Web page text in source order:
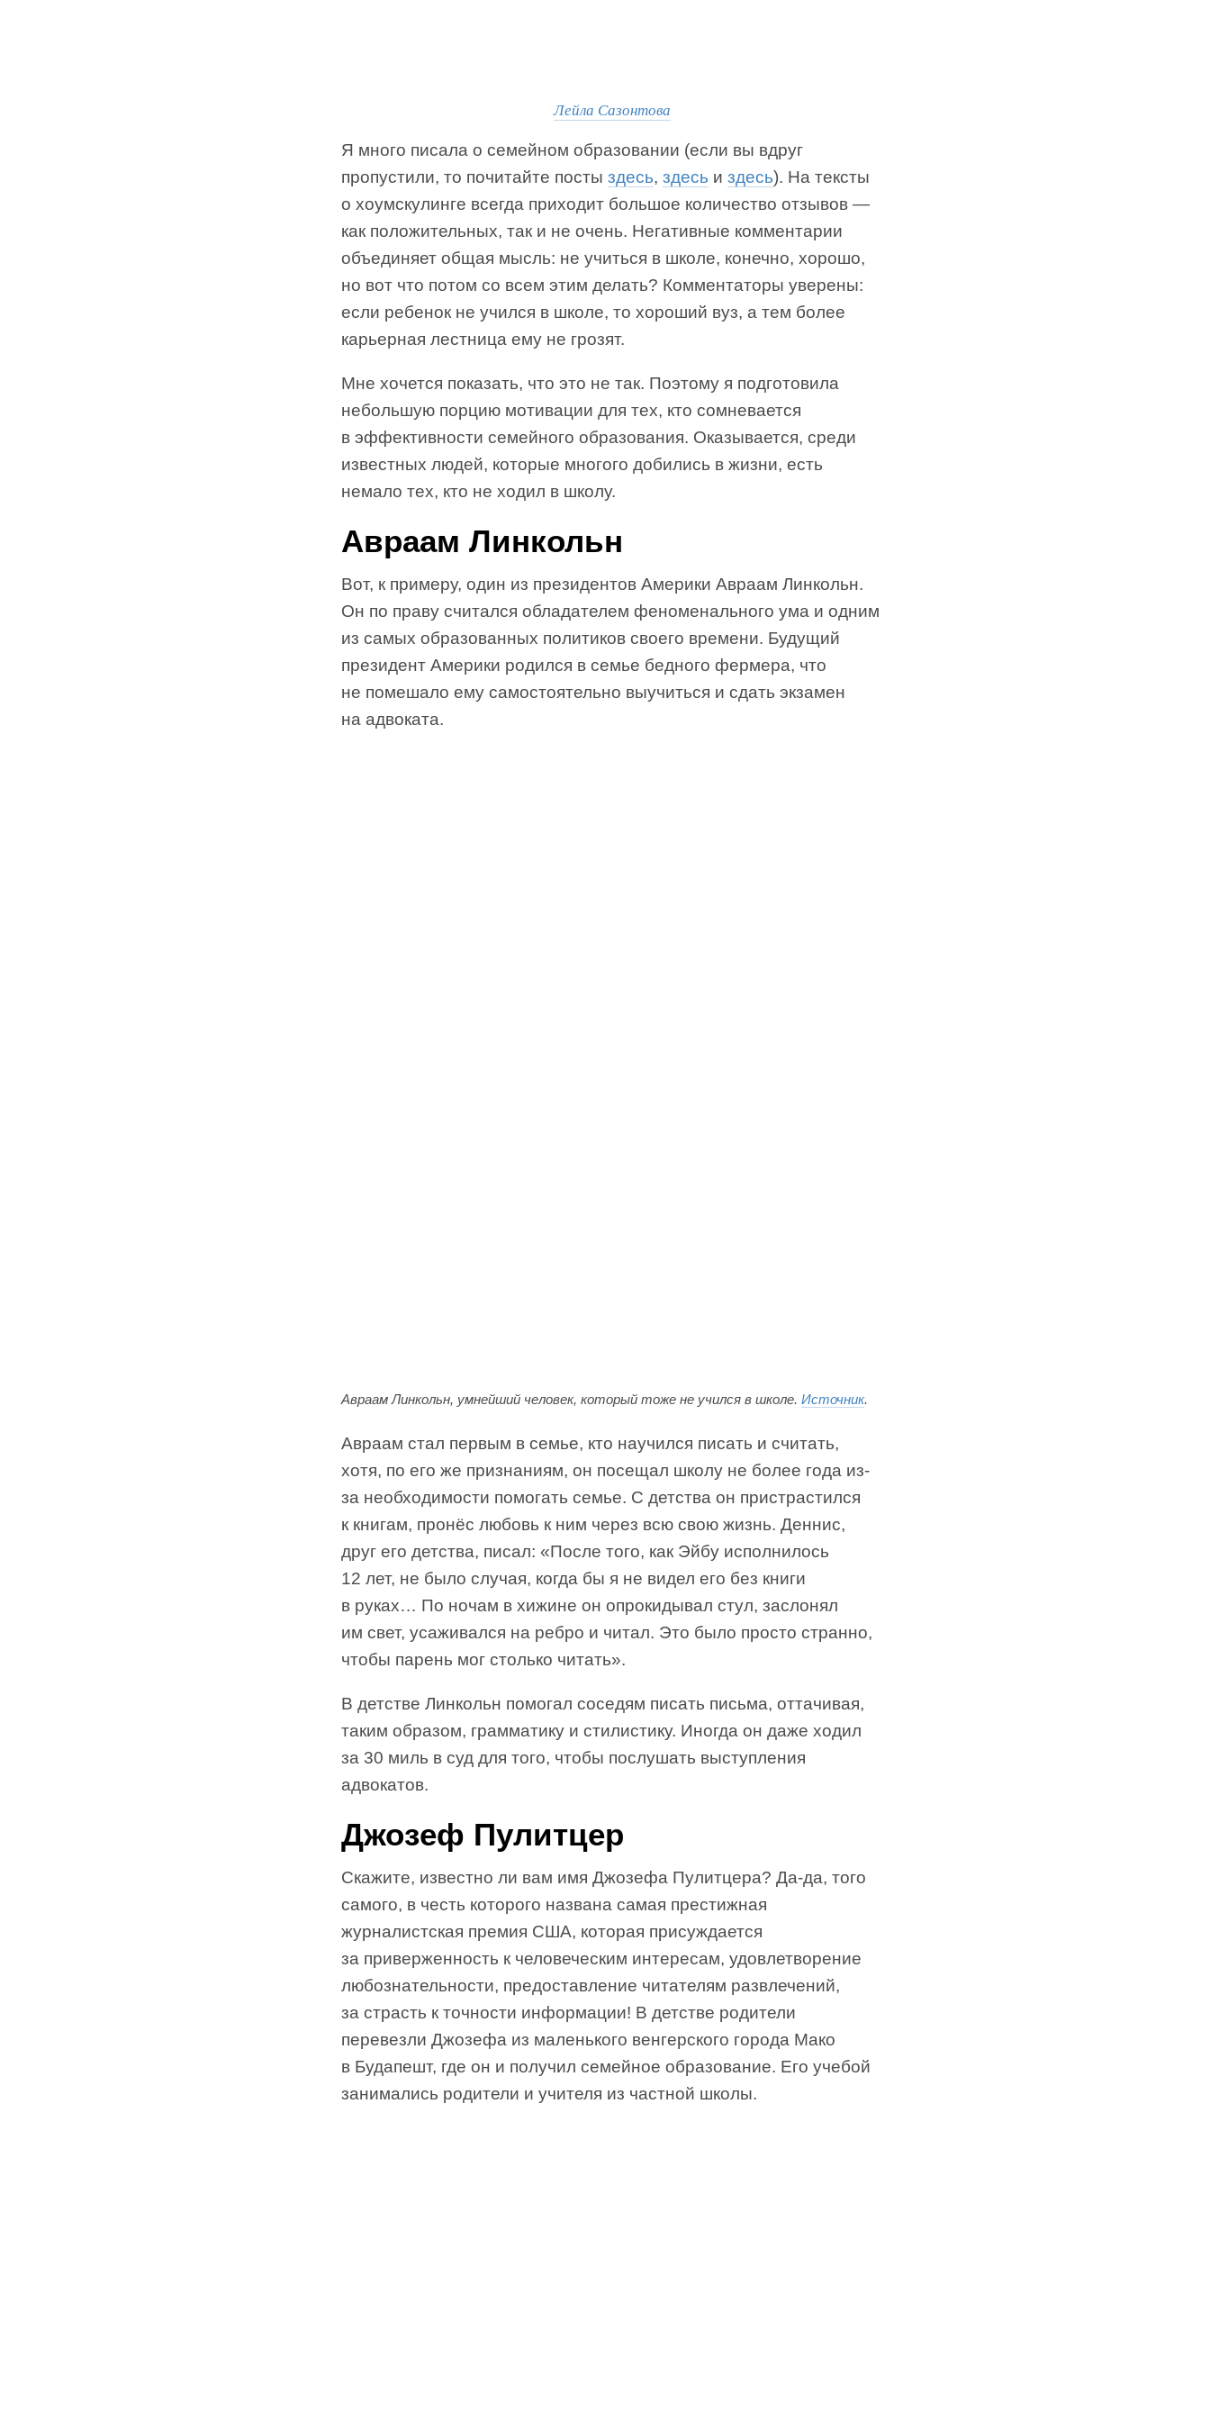
Лейла Сазонтова
Я много писала о семейном образовании (если вы вдруг
пропустили, то почитайте посты здесь, здесь и здесь). На тексты
о хоумскулинге всегда приходит большое количество отзывов —
как положительных, так и не очень. Негативные комментарии
объединяет общая мысль: не учиться в школе, конечно, хорошо,
но вот что потом со всем этим делать? Комментаторы уверены:
если ребенок не учился в школе, то хороший вуз, а тем более
карьерная лестница ему не грозят.
Мне хочется показать, что это не так. Поэтому я подготовила
небольшую порцию мотивации для тех, кто сомневается
в эффективности семейного образования. Оказывается, среди
известных людей, которые многого добились в жизни, есть
немало тех, кто не ходил в школу.
Авраам Линкольн
Вот, к примеру, один из президентов Америки Авраам Линкольн.
Он по праву считался обладателем феноменального ума и одним
из самых образованных политиков своего времени. Будущий
президент Америки родился в семье бедного фермера, что
не помешало ему самостоятельно выучиться и сдать экзамен
на адвоката.
Авраам Линкольн, умнейший человек, который тоже не учился в школе. Источник.
Авраам стал первым в семье, кто научился писать и считать,
хотя, по его же признаниям, он посещал школу не более года из-
за необходимости помогать семье. С детства он пристрастился
к книгам, пронёс любовь к ним через всю свою жизнь. Деннис,
друг его детства, писал: «После того, как Эйбу исполнилось
12 лет, не было случая, когда бы я не видел его без книги
в руках… По ночам в хижине он опрокидывал стул, заслонял
им свет, усаживался на ребро и читал. Это было просто странно,
чтобы парень мог столько читать».
В детстве Линкольн помогал соседям писать письма, оттачивая,
таким образом, грамматику и стилистику. Иногда он даже ходил
за 30 миль в суд для того, чтобы послушать выступления
адвокатов.
Джозеф Пулитцер
Скажите, известно ли вам имя Джозефа Пулитцера? Да-да, того
самого, в честь которого названа самая престижная
журналистская премия США, которая присуждается
за приверженность к человеческим интересам, удовлетворение
любознательности, предоставление читателям развлечений,
за страсть к точности информации! В детстве родители
перевезли Джозефа из маленького венгерского города Мако
в Будапешт, где он и получил семейное образование. Его учебой
занимались родители и учителя из частной школы.